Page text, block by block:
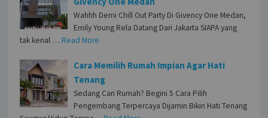
Wahhh Demi Chill Out Party Di Givency One Medan,
Emily Young Rela Datang Dari Jakarta SIAPA yang
tak kenal … Read More
Cara Memilih Rumah Impian Agar Hati
Tenang
Sedang Cari Rumah? Begini 5 Cara Pilih
Pengembang Terpercaya Dijamin Bikin Hati Tenang